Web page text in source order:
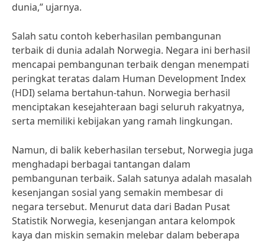
dunia,” ujarnya.
Salah satu contoh keberhasilan pembangunan
terbaik di dunia adalah Norwegia. Negara ini berhasil
mencapai pembangunan terbaik dengan menempati
peringkat teratas dalam Human Development Index
(HDI) selama bertahun-tahun. Norwegia berhasil
menciptakan kesejahteraan bagi seluruh rakyatnya,
serta memiliki kebijakan yang ramah lingkungan.
Namun, di balik keberhasilan tersebut, Norwegia juga
menghadapi berbagai tantangan dalam
pembangunan terbaik. Salah satunya adalah masalah
kesenjangan sosial yang semakin membesar di
negara tersebut. Menurut data dari Badan Pusat
Statistik Norwegia, kesenjangan antara kelompok
kaya dan miskin semakin melebar dalam beberapa